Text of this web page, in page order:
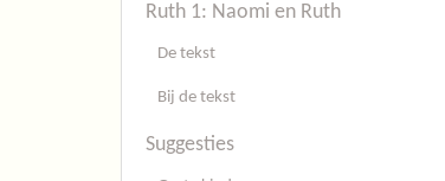
Ruth 1: Naomi en Ruth
De tekst
Bij de tekst
Suggesties